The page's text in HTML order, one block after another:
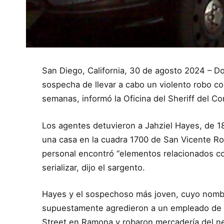
San Diego, California, 30 de agosto 2024 –
sospecha de llevar a cabo un violento robo
semanas, informó la Oficina del Sheriff del
Los agentes detuvieron a Jahziel Hayes, de
una casa en la cuadra 1700 de San Vicente
personal encontró “elementos relacionados
serializar, dijo el sargento.
Hayes y el sospechoso más joven, cuyo
supuestamente agredieron a un empleado